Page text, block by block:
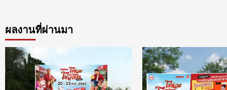
ผลงานที่ผ่านมา